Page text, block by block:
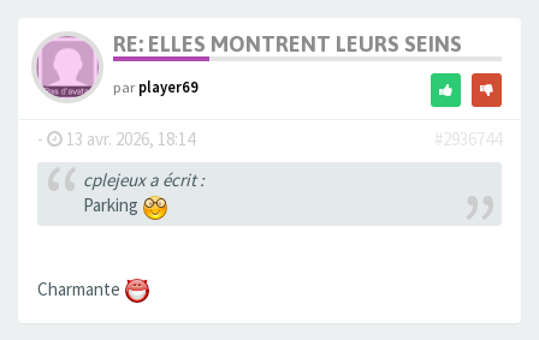
RE: ELLES MONTRENT LEURS SEINS
parplayer69
- 13 avr. 2026, 18:14
#2936744
cplejeux a écrit :
Parking
Charmante